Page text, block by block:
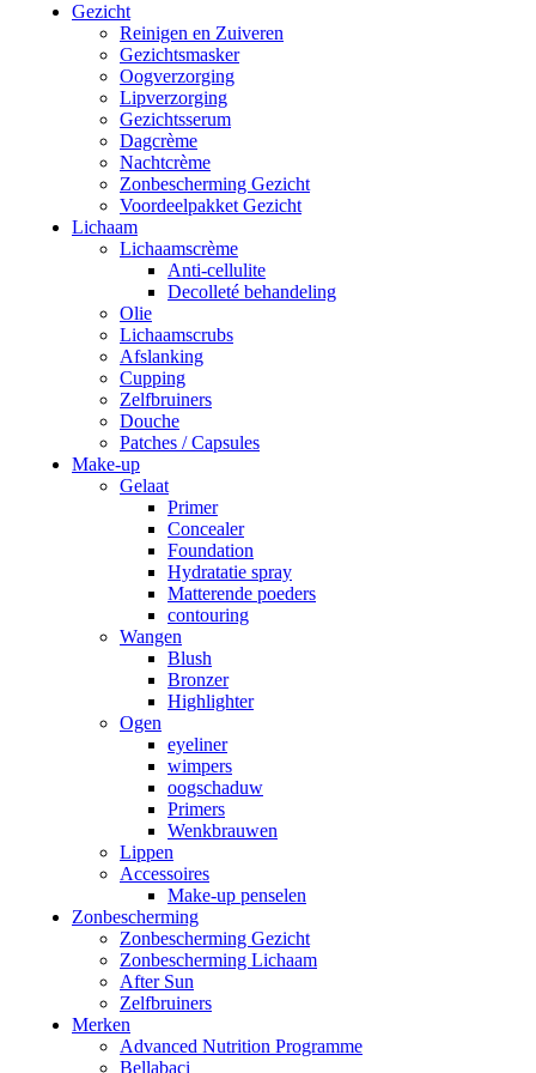
Gezicht
Reinigen en Zuiveren
Gezichtsmasker
Oogverzorging
Lipverzorging
Gezichtsserum
Dagcrème
Nachtcrème
Zonbescherming Gezicht
Voordeelpakket Gezicht
Lichaam
Lichaamscrème
Anti-cellulite
Decolleté behandeling
Olie
Lichaamscrubs
Afslanking
Cupping
Zelfbruiners
Douche
Patches / Capsules
Make-up
Gelaat
Primer
Concealer
Foundation
Hydratatie spray
Matterende poeders
contouring
Wangen
Blush
Bronzer
Highlighter
Ogen
eyeliner
wimpers
oogschaduw
Primers
Wenkbrauwen
Lippen
Accessoires
Make-up penselen
Zonbescherming
Zonbescherming Gezicht
Zonbescherming Lichaam
After Sun
Zelfbruiners
Merken
Advanced Nutrition Programme
Bellabaci